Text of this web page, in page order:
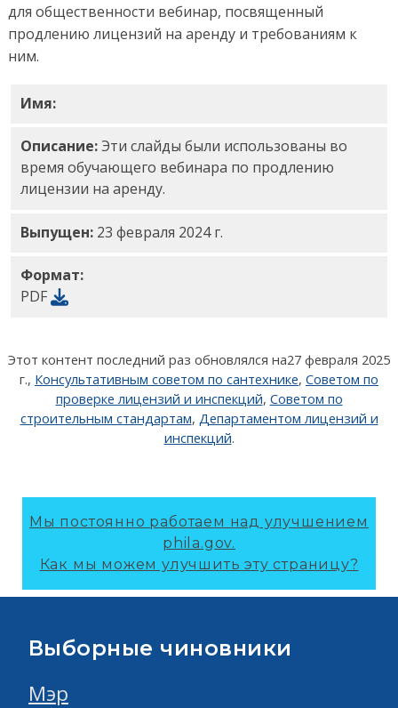
для общественности вебинар, посвященный
продлению лицензий на аренду и требованиям к
ним.
Имя:Слайды вебинара по продлению арендной
Описание:Эти слайды были использованы во
время обучающего вебинара по продлению
лицензии на аренду.
Выпущен: 23 февраля 2024 г.
Формат:
PDF
Этот контент последний раз обновлялся на27 февраля 2025
г., Консультативным советом по сантехнике, Советом по
проверке лицензий и инспекций, Советом по
строительным стандартам, Департаментом лицензий и
инспекций.
Мы постоянно работаем над улучшением
phila.gov.
Как мы можем улучшить эту страницу?
Выборные чиновники
Мэр